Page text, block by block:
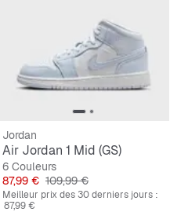
Jordan
Air Jordan 1 Mid (GS)
6 Couleurs
Prix
87,99 € Prix original
109,99 €
Meilleur prix des 30 derniers jours :
87,99 €